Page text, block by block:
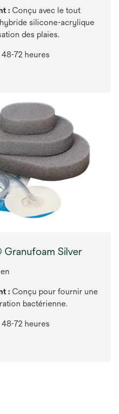
: Conçu avec le tout
silicone-acrylique
des plaies.
72 heures
Granufoam Silver
: Conçu pour fournir une
bactérienne.
72 heures